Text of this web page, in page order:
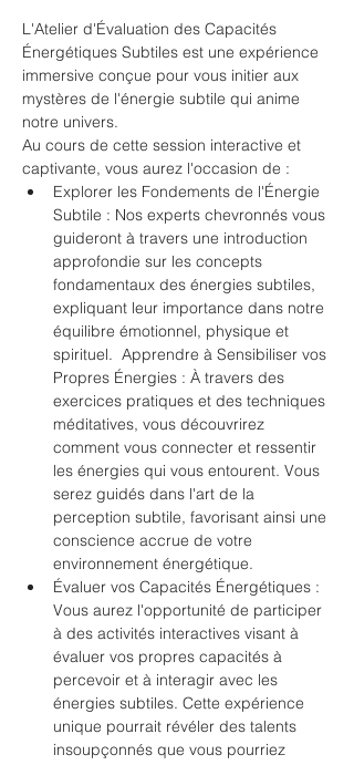
L'Atelier d'Évaluation des Capacités
Énergétiques Subtiles est une expérience
immersive conçue pour vous initier aux
mystères de l'énergie subtile qui anime
notre univers.
Au cours de cette session interactive et
captivante, vous aurez l'occasion de :
Explorer les Fondements de l'Énergie
Subtile : Nos experts chevronnés vous
guideront à travers une introduction
approfondie sur les concepts
fondamentaux des énergies subtiles,
expliquant leur importance dans notre
équilibre émotionnel, physique et
spirituel.  Apprendre à Sensibiliser vos
Propres Énergies : À travers des
exercices pratiques et des techniques
méditatives, vous découvrirez
comment vous connecter et ressentir
les énergies qui vous entourent. Vous
serez guidés dans l'art de la
perception subtile, favorisant ainsi une
conscience accrue de votre
environnement énergétique.
Évaluer vos Capacités Énergétiques :
Vous aurez l'opportunité de participer
à des activités interactives visant à
évaluer vos propres capacités à
percevoir et à interagir avec les
énergies subtiles. Cette expérience
unique pourrait révéler des talents
insoupçonnés que vous pourriez